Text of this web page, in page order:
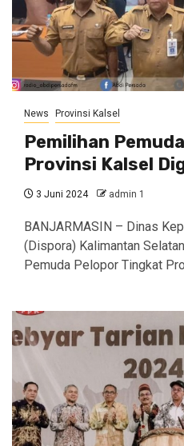
News Provinsi Kalsel
Pemilihan
Provinsi Kalsel
3 Juni 2024 admin 1
BANJARMASIN – Dinas
(Dispora) Kalimantan
Pemuda Pelopor Tingkat